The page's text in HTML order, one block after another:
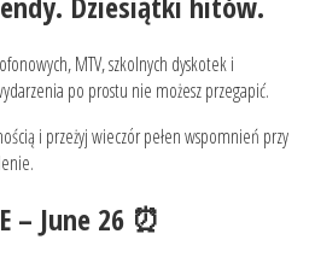
MTV, szkolnych dyskotek i
po prostu nie możesz przegapić.
i przeżyj wieczór pełen wspomnień przy
– June 26 ⏰